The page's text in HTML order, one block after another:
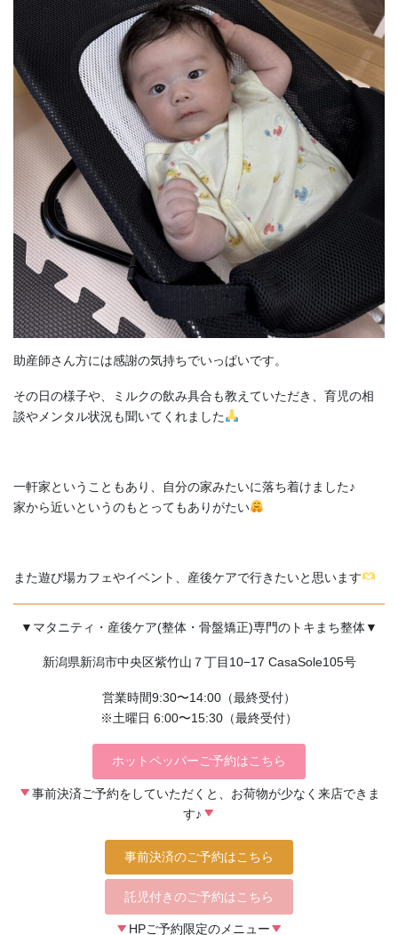
助産師さん方には感謝の気持ちでいっぱいです。
その日の様子や、ミルクの飲み具合も教えていただき、育児の相
談やメンタル状況も聞いてくれました
一軒家ということもあり、自分の家みたいに落ち着けました♪
家から近いというのもとってもありがたい
また遊び場カフェやイベント、産後ケアで行きたいと思います
▼マタニティ・産後ケア(整体・骨盤矯正)専門のトキまち整体▼
新潟県新潟市中央区紫竹山７丁目10−17 CasaSole105号
営業時間9:30〜14:00（最終受付）
※土曜日 6:00〜15:30（最終受付）
ホットペッパーご予約はこちら
事前決済ご予約をしていただくと、お荷物が少なく来店できま
す♪
事前決済のご予約はこちら
託児付きのご予約はこちら
HPご予約限定のメニュー